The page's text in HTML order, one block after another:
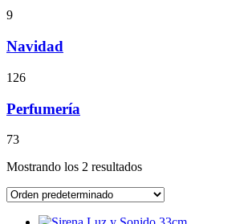
9
Navidad
126
Perfumería
73
Mostrando los 2 resultados